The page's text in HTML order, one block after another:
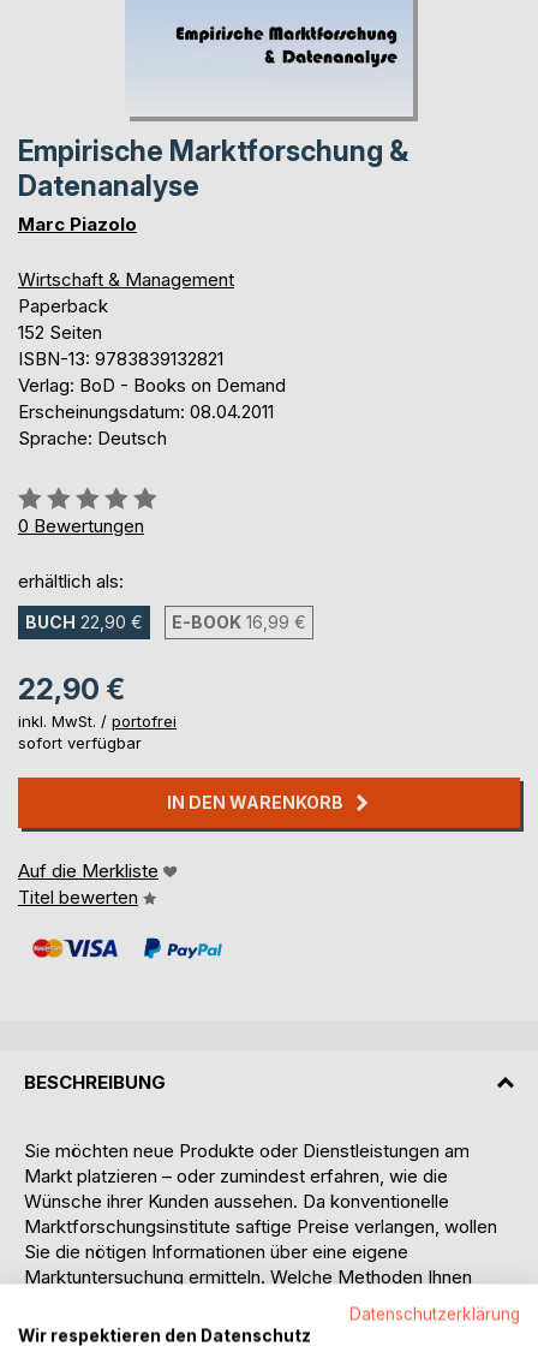
Empirische Marktforschung &
Datenanalyse
Marc Piazolo
Wirtschaft & Management
Paperback
152 Seiten
ISBN-13: 9783839132821
Verlag: BoD - Books on Demand
Erscheinungsdatum: 08.04.2011
Sprache: Deutsch
Bewertung::
0%
0 Bewertungen
erhältlich als:
BUCH 22,90 € E-BOOK 16,99 €
22,90 €
inkl. MwSt. / portofrei
sofort verfügbar
IN DEN WARENKORB
Auf die Merkliste
Titel bewerten
BESCHREIBUNG
Sie möchten neue Produkte oder Dienstleistungen am
Markt platzieren – oder zumindest erfahren, wie die
Wünsche ihrer Kunden aussehen. Da konventionelle
Marktforschungsinstitute saftige Preise verlangen, wollen
Sie die nötigen Informationen über eine eigene
Marktuntersuchung ermitteln. Welche Methoden Ihnen
dabei grundsätzlich zur Verfügung stehen und worauf Sie
bei der Durchführung achten müssen, erfahren Sie bei uns.
Datenschutzerklärung
Wir respektieren den Datenschutz